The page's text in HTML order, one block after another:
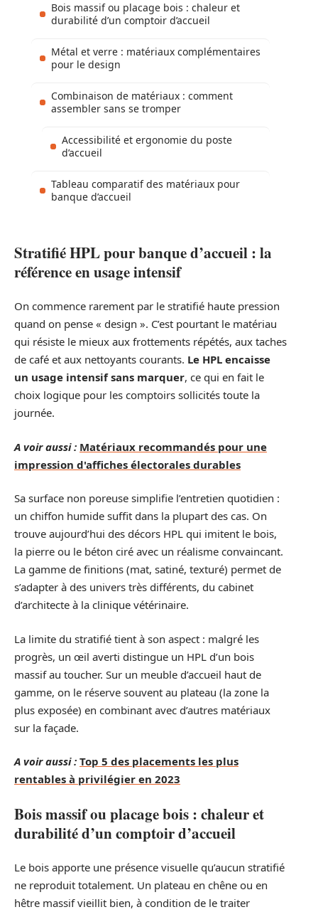
Bois massif ou placage bois : chaleur et
durabilité d’un comptoir d’accueil
Métal et verre : matériaux complémentaires
pour le design
Combinaison de matériaux : comment
assembler sans se tromper
Accessibilité et ergonomie du poste
d’accueil
Tableau comparatif des matériaux pour
banque d’accueil
Stratifié HPL pour banque d’accueil : la
référence en usage intensif
On commence rarement par le stratifié haute pression
quand on pense « design ». C’est pourtant le matériau
qui résiste le mieux aux frottements répétés, aux taches
de café et aux nettoyants courants. Le HPL encaisse
un usage intensif sans marquer, ce qui en fait le
choix logique pour les comptoirs sollicités toute la
journée.
A voir aussi : Matériaux recommandés pour une
impression d'affiches électorales durables
Sa surface non poreuse simplifie l’entretien quotidien :
un chiffon humide suffit dans la plupart des cas. On
trouve aujourd’hui des décors HPL qui imitent le bois,
la pierre ou le béton ciré avec un réalisme convaincant.
La gamme de finitions (mat, satiné, texturé) permet de
s’adapter à des univers très différents, du cabinet
d’architecte à la clinique vétérinaire.
La limite du stratifié tient à son aspect : malgré les
progrès, un œil averti distingue un HPL d’un bois
massif au toucher. Sur un meuble d’accueil haut de
gamme, on le réserve souvent au plateau (la zone la
plus exposée) en combinant avec d’autres matériaux
sur la façade.
A voir aussi : Top 5 des placements les plus
rentables à privilégier en 2023
Bois massif ou placage bois : chaleur et
durabilité d’un comptoir d’accueil
Le bois apporte une présence visuelle qu’aucun stratifié
ne reproduit totalement. Un plateau en chêne ou en
hêtre massif vieillit bien, à condition de le traiter